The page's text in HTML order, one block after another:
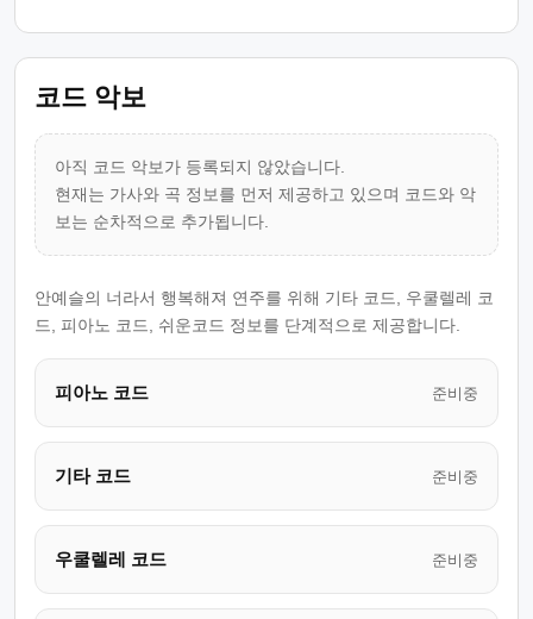
코드 악보
아직 코드 악보가 등록되지 않았습니다.
현재는 가사와 곡 정보를 먼저 제공하고 있으며 코드와 악
보는 순차적으로 추가됩니다.
안예슬의 너라서 행복해져 연주를 위해 기타 코드, 우쿨렐레 코
드, 피아노 코드, 쉬운코드 정보를 단계적으로 제공합니다.
피아노 코드 준비중
기타 코드 준비중
우쿨렐레 코드 준비중